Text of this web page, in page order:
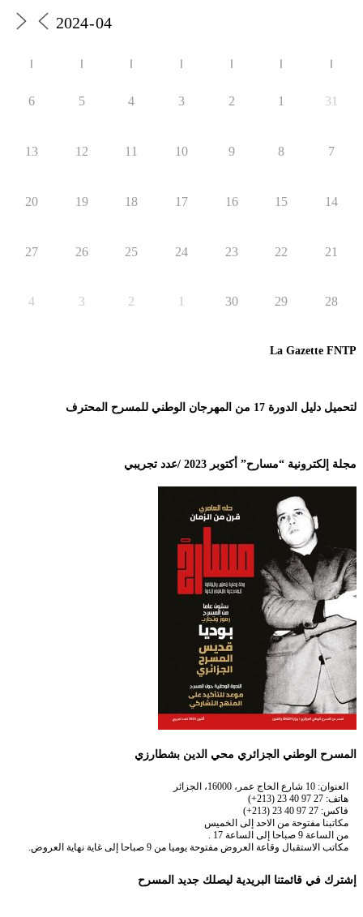
ا ا ا ا ا ا ا
31
1
2
3
4
5
6
7
8
9
10
11
12
13
14
15
16
17
18
19
20
21
22
23
24
25
26
27
28
29
30
1
2
3
4
La Gazette FNTP
لتحميل دليل الدورة 17 من المهرجان الوطني للمسرح المحترف
مجلة إلكترونية “مسارح” أكتوبر 2023 /عدد تجريبي
المسرح الوطني الجزائري محي الدين بشطارزي
العنوان: 10 شارع الحاج عمر، 16000، الجزائر
هاتف: 27 97 40 23 (213+)
فاكس: 27 97 40 23 (213+)
مكاتبنا مفتوحة من الاحد إلى الخميس
من الساعة 9 صباحا إلى الساعة 17 .
مكاتب الاستقبال وقاعة العروض مفتوحة يوميا من 9 صباحا إلى غاية نهاية العروض.
إشترك في قائمتنا البريدية ليصلك جديد المسرح